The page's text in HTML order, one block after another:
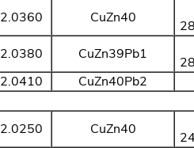
2.0360 CuZn40
2.0380 CuZn39Pb1
2.0410
CuZn40Pb2
2.0250 CuZn40